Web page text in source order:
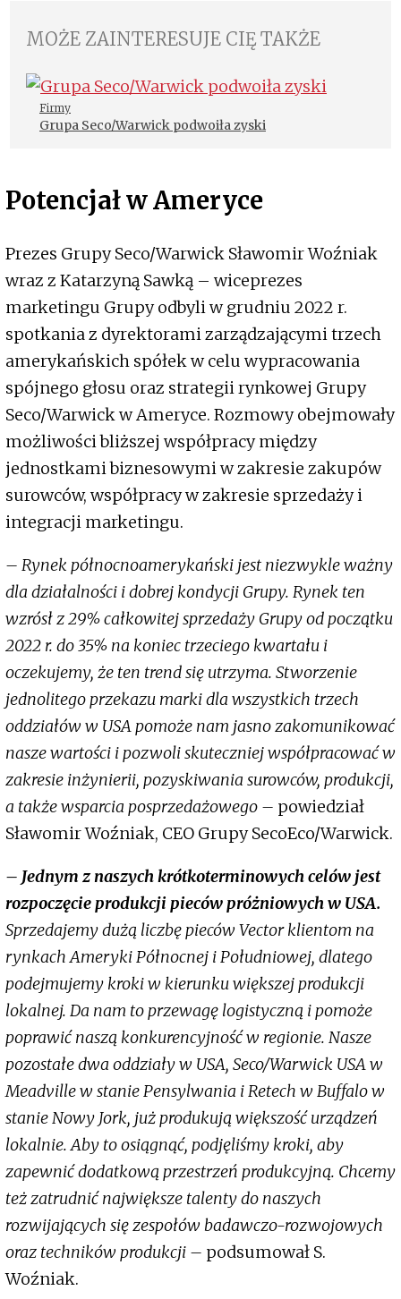
MOŻE ZAINTERESUJE CIĘ TAKŻE
Firmy
Grupa Seco/Warwick podwoiła zyski
Potencjał w Ameryce
Prezes Grupy Seco/Warwick Sławomir Woźniak
wraz z Katarzyną Sawką – wiceprezes
marketingu Grupy odbyli w grudniu 2022 r.
spotkania z dyrektorami zarządzającymi trzech
amerykańskich spółek w celu wypracowania
spójnego głosu oraz strategii rynkowej Grupy
Seco/Warwick w Ameryce. Rozmowy obejmowały
możliwości bliższej współpracy między
jednostkami biznesowymi w zakresie zakupów
surowców, współpracy w zakresie sprzedaży i
integracji marketingu.
– Rynek północnoamerykański jest niezwykle ważny
dla działalności i dobrej kondycji Grupy. Rynek ten
wzrósł z 29% całkowitej sprzedaży Grupy od początku
2022 r. do 35% na koniec trzeciego kwartału i
oczekujemy, że ten trend się utrzyma. Stworzenie
jednolitego przekazu marki dla wszystkich trzech
oddziałów w USA pomoże nam jasno zakomunikować
nasze wartości i pozwoli skuteczniej współpracować w
zakresie inżynierii, pozyskiwania surowców, produkcji,
a także wsparcia posprzedażowego – powiedział
Sławomir Woźniak, CEO Grupy SecoEco/Warwick.
– Jednym z naszych krótkoterminowych celów jest
rozpoczęcie produkcji pieców próżniowych w USA.
Sprzedajemy dużą liczbę pieców Vector klientom na
rynkach Ameryki Północnej i Południowej, dlatego
podejmujemy kroki w kierunku większej produkcji
lokalnej. Da nam to przewagę logistyczną i pomoże
poprawić naszą konkurencyjność w regionie. Nasze
pozostałe dwa oddziały w USA, Seco/Warwick USA w
Meadville w stanie Pensylwania i Retech w Buffalo w
stanie Nowy Jork, już produkują większość urządzeń
lokalnie. Aby to osiągnąć, podjęliśmy kroki, aby
zapewnić dodatkową przestrzeń produkcyjną. Chcemy
też zatrudnić największe talenty do naszych
rozwijających się zespołów badawczo-rozwojowych
oraz techników produkcji – podsumował S.
Woźniak.